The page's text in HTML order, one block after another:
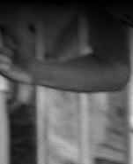
Salta al contigut